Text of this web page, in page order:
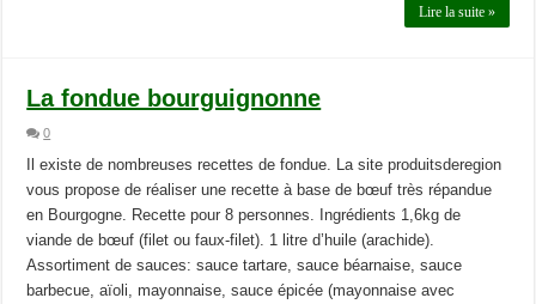
Lire la suite »
La fondue bourguignonne
0
Il existe de nombreuses recettes de fondue. La site produitsderegion
vous propose de réaliser une recette à base de bœuf très répandue
en Bourgogne. Recette pour 8 personnes. Ingrédients 1,6kg de
viande de bœuf (filet ou faux-filet). 1 litre d’huile (arachide).
Assortiment de sauces: sauce tartare, sauce béarnaise, sauce
barbecue, aïoli, mayonnaise, sauce épicée (mayonnaise avec